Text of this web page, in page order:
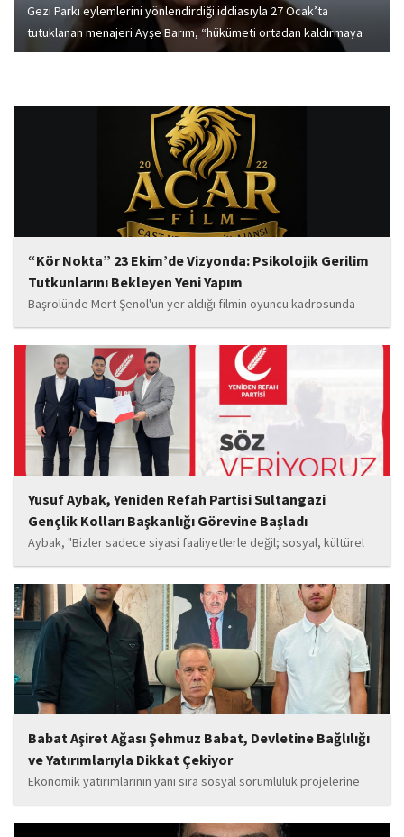
Gezi Parkı eylemlerini yönlendirdiği iddiasıyla 27 Ocak’ta
tutuklanan menajeri Ayşe Barım, “hükümeti ortadan kaldırmaya
teşebbüse yardım” suçlamasıyla hâkim karşısına çıkan Ayşe
“Kör Nokta” 23 Ekim’de Vizyonda: Psikolojik Gerilim
Tutkunlarını Bekleyen Yeni Yapım
Başrolünde Mert Şenol'un yer aldığı filmin oyuncu kadrosunda
Esma Kıyanç, Ayşe Aktaş, Berna Kıyanç, Gökay Alpaslan Şahin,
Sema Yaldıran, Sıla Altıntaş, İsmail Akkoç, Celal Acar ve çocuk
oyuncu Görkem Akyol...
Yusuf Aybak, Yeniden Refah Partisi Sultangazi
Gençlik Kolları Başkanlığı Görevine Başladı
Aybak, "Bizler sadece siyasi faaliyetlerle değil; sosyal, kültürel
ve manevi değerleri güçlendiren çalışmalarla da gençlerimizin
yanında olacağız. Sultangazi'de birlik ve beraberlik ruhunu daha
da güçlendirecek projeleri hayata geçirmek için ekip...
Babat Aşiret Ağası Şehmuz Babat, Devletine Bağlılığı
ve Yatırımlarıyla Dikkat Çekiyor
Ekonomik yatırımlarının yanı sıra sosyal sorumluluk projelerine
de önem veren Babat'ın, eğitim alanında bir lise ile iki okulun
yapımına katkı sunduğu, ayrıca Şırnak'ın çeşitli noktalarında